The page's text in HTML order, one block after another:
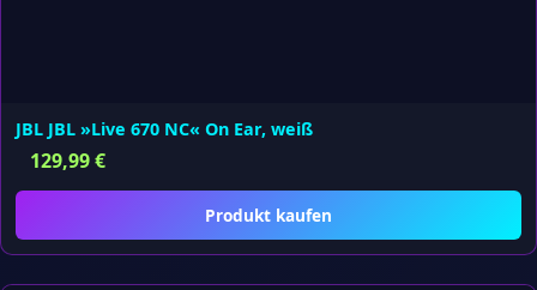
JBL JBL »Live 670 NC« On Ear, weiß
129,99€
Produkt kaufen